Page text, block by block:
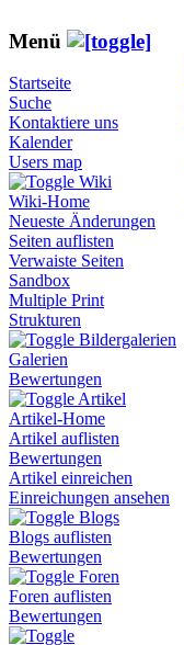
Menü
Startseite
Suche
Kontaktiere uns
Kalender
Users map
Wiki
Wiki-Home
Neueste Änderungen
Seiten auflisten
Verwaiste Seiten
Sandbox
Multiple Print
Strukturen
Bildergalerien
Galerien
Bewertungen
Artikel
Artikel-Home
Artikel auflisten
Bewertungen
Artikel einreichen
Einreichungen ansehen
Blogs
Blogs auflisten
Bewertungen
Foren
Foren auflisten
Bewertungen